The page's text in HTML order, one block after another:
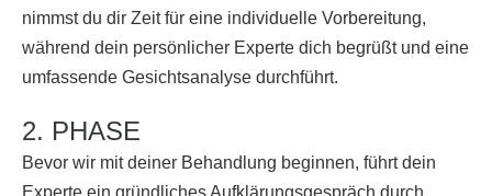
nimmst du dir Zeit für eine individuelle Vorbereitung,
während dein persönlicher Experte dich begrüßt und eine
umfassende Gesichtsanalyse durchführt.
2. PHASE
Bevor wir mit deiner Behandlung beginnen, führt dein